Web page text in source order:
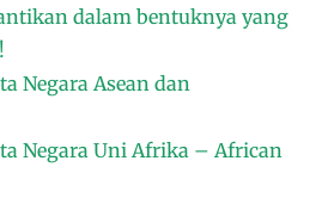
dalam bentuknya yang
Negara Asean dan
Negara Uni Afrika – African